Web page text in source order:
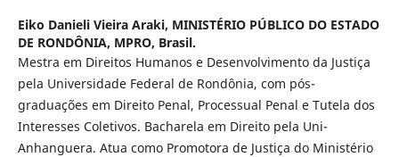
Eiko Danieli Vieira Araki, MINISTÉRIO PÚBLICO DO ESTADO
DE RONDÔNIA, MPRO, Brasil.
Mestra em Direitos Humanos e Desenvolvimento da Justiça
pela Universidade Federal de Rondônia, com pós-
graduações em Direito Penal, Processual Penal e Tutela dos
Interesses Coletivos. Bacharela em Direito pela Uni-
Anhanguera. Atua como Promotora de Justiça do Ministério